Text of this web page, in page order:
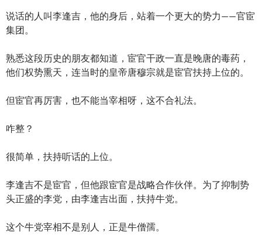
说话的人叫李逢吉，他的身后，站着一个更大的势力——官宦
集团。
熟悉这段历史的朋友都知道，宦官干政一直是晚唐的毒药，
他们权势熏天，连当时的皇帝唐穆宗就是宦官扶持上位的。
但宦官再厉害，也不能当宰相呀，这不合礼法。
咋整？
很简单，扶持听话的上位。
李逢吉不是宦官，但他跟宦官是战略合作伙伴。为了抑制势
头正盛的李党，由李逢吉出面，扶持牛党。
这个牛党宰相不是别人，正是牛僧孺。